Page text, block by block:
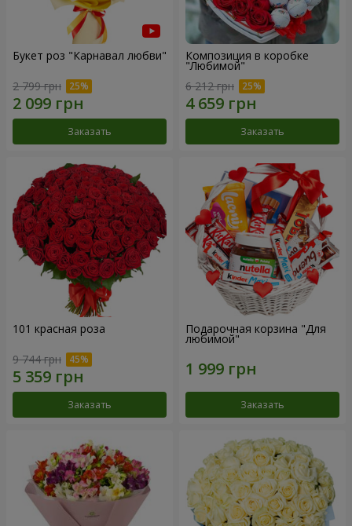
Букет роз "Карнавал любви"
2 799 грн
Заказать
Композиция в коробке
"Любимой"
6 212 грн
Заказать
101 красная роза
9 744 грн
Заказать
Подарочная корзина "Для
любимой"
Заказать